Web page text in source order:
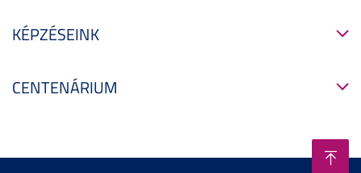
KÉPZÉSEINK
CENTENÁRIUM